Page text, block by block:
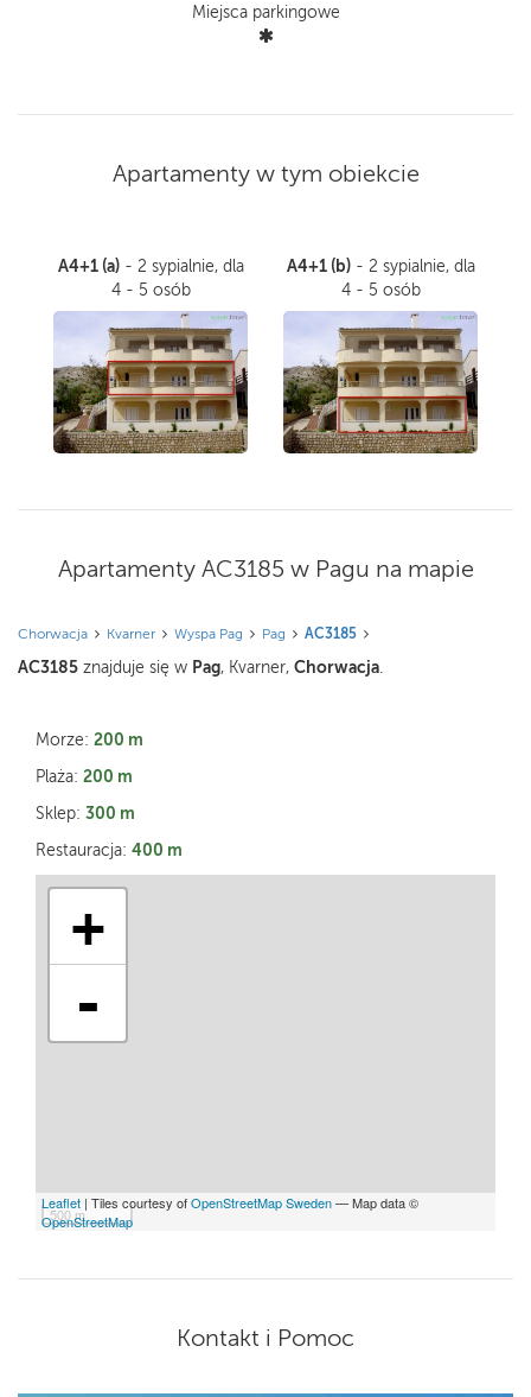
Miejsca parkingowe
Apartamenty w tym obiekcie
A4+1 (a)- 2 sypialnie, dla
4 - 5 osób
A4+1 (b)- 2 sypialnie, dla
4 - 5 osób
Apartamenty AC3185 w Pagu na mapie
Chorwacja Kvarner Wyspa Pag Pag AC3185
AC3185 znajduje się w Pag, Kvarner, Chorwacja
Morze: 200 m
Plaża: 200 m
Sklep: 300 m
Restauracja: 400 m
+
-
500 m
Leaflet | Tiles courtesy ofOpenStreetMap Sweden— Map data ©
OpenStreetMap
Kontakt i Pomoc